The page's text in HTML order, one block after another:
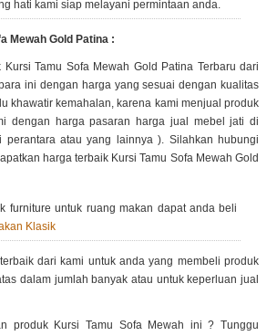
hati kami siap melayani permintaan anda.
Mewah Gold Patina :
Kursi Tamu Sofa Mewah Gold Patina Terbaru dari
ini dengan harga yang sesuai dengan kualitas
khawatir kemahalan, karena kami menjual produk
dengan harga pasaran harga jual mebel jati di
perantara atau yang lainnya ). Silahkan hubungi
harga terbaik Kursi Tamu Sofa Mewah Gold
furniture untuk ruang makan dapat anda beli
Klasik
dari kami untuk anda yang membeli produk
dalam jumlah banyak atau untuk keperluan jual
produk Kursi Tamu Sofa Mewah ini ? Tunggu